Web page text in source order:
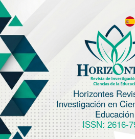
a
g
a
c
n
p
Horizontes
Investigación en
Educación
ISSN: 2616-